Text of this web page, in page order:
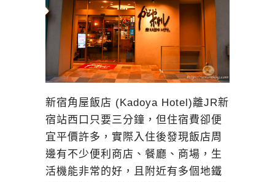
新宿角屋飯店 (Kadoya Hotel)離JR新
宿站西口只要三分鐘，但住宿費卻便
宜平價許多，實際入住後發現飯店周
邊有不少便利商店、餐廳、商場，生
活機能非常的好，且附近有多個地鐵